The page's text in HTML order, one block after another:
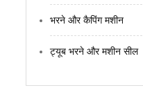
भरने और कैपिंग मशीन
ट्यूब भरने और मशीन सील